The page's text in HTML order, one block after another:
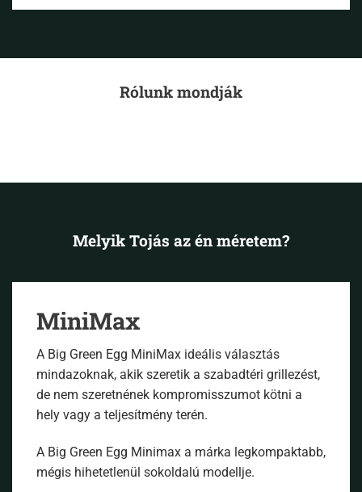
Rólunk mondják
Melyik Tojás az én méretem?
MiniMax
A Big Green Egg MiniMax ideális választás
mindazoknak, akik szeretik a szabadtéri grillezést,
de nem szeretnének kompromisszumot kötni a
hely vagy a teljesítmény terén.
A Big Green Egg Minimax a márka legkompaktabb,
mégis hihetetlenül sokoldalú modellje.